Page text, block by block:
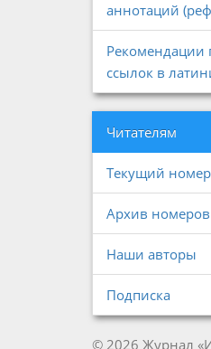
аннотаций
Рекомендации
ссылок в
Читателям
Текущий номер
Архив
Наши авторы
Подписка
© 2026 Журнал